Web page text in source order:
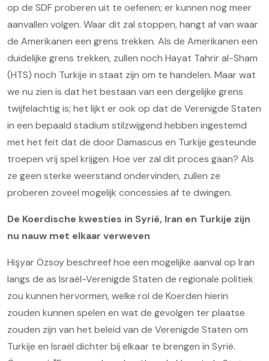
op de SDF proberen uit te oefenen; er kunnen nog meer
aanvallen volgen. Waar dit zal stoppen, hangt af van waar
de Amerikanen een grens trekken. Als de Amerikanen een
duidelijke grens trekken, zullen noch Hayat Tahrir al-Sham
(HTS) noch Turkije in staat zijn om te handelen. Maar wat
we nu zien is dat het bestaan van een dergelijke grens
twijfelachtig is; het lijkt er ook op dat de Verenigde Staten
in een bepaald stadium stilzwijgend hebben ingestemd
met het feit dat de door Damascus en Turkije gesteunde
troepen vrij spel krijgen. Hoe ver zal dit proces gaan? Als
ze geen sterke weerstand ondervinden, zullen ze
proberen zoveel mogelijk concessies af te dwingen.
De Koerdische kwesties in Syrië, Iran en Turkije zijn
nu nauw met elkaar verweven
Hişyar Özsoy beschreef hoe een mogelijke aanval op Iran
langs de as Israël-Verenigde Staten de regionale politiek
zou kunnen hervormen, welke rol de Koerden hierin
zouden kunnen spelen en wat de gevolgen ter plaatse
zouden zijn van het beleid van de Verenigde Staten om
Turkije en Israël dichter bij elkaar te brengen in Syrië.